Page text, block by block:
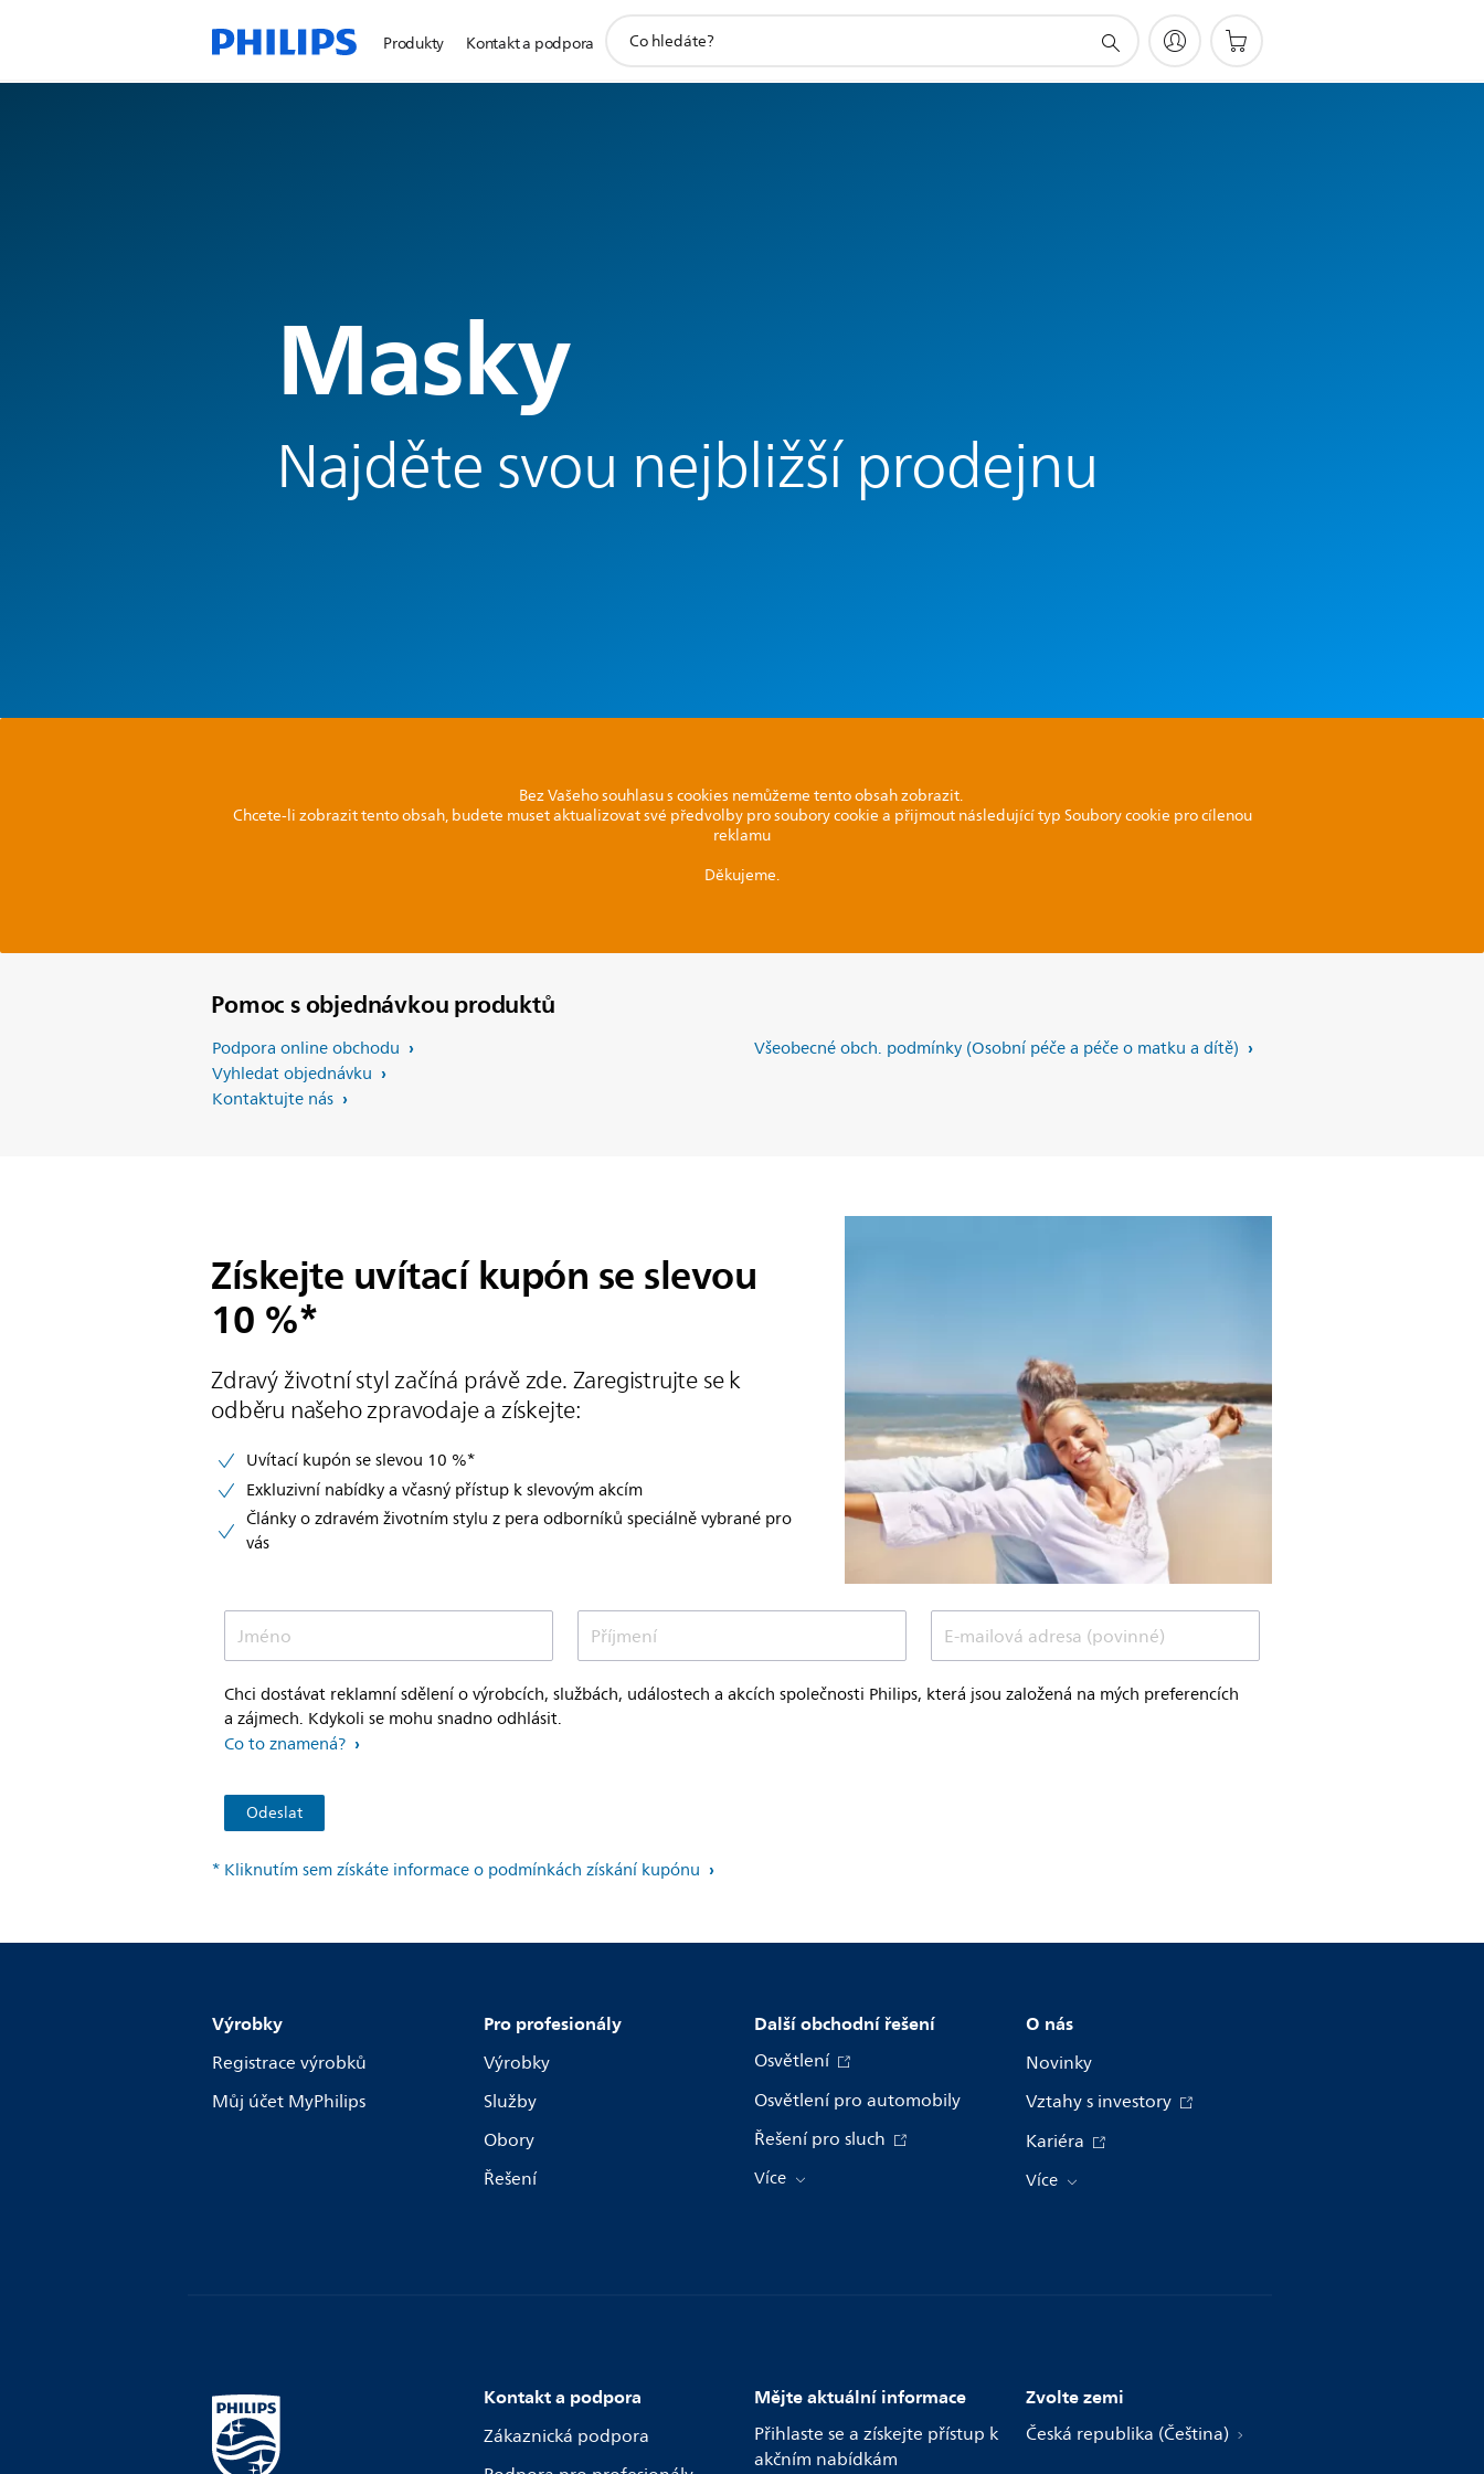
Produkty Kontakt a podpora
search
Masky
Najděte svou nejbližší prodejnu
Bez Vašeho souhlasu s cookies nemůžeme tento obsah zobrazit.
Chcete-li zobrazit tento obsah, budete muset aktualizovat své předvolby pro soubory cookie a přijmout následující typ Soubory cookie pro cílenou
reklamu
Děkujeme.
Pomoc s objednávkou produktů
Podpora online obchodu
Vyhledat objednávku
Kontaktujte nás
Všeobecné obch. podmínky (Osobní péče a péče o matku a dítě)
Získejte uvítací kupón se slevou
10 %*
Zdravý životní styl začíná právě zde. Zaregistrujte se k
odběru našeho zpravodaje a získejte:
Uvítací kupón se slevou 10 %*
Exkluzivní nabídky a včasný přístup k slevovým akcím
Články o zdravém životním stylu z pera odborníků speciálně vybrané pro
vás
Jméno Příjmení E-mailová adresa (povinné)
Chci dostávat reklamní sdělení o výrobcích, službách, událostech a akcích společnosti Philips, která jsou založená na mých preferencích
a zájmech. Kdykoli se mohu snadno odhlásit.
Co to znamená?
* Kliknutím sem získáte informace o podmínkách získání kupónu
Výrobky
Registrace výrobků
Můj účet MyPhilips
Pro profesionály
Výrobky
Služby
Obory
Řešení
Další obchodní řešení
Osvětlení
Osvětlení pro automobily
Řešení pro sluch
Více
O nás
Novinky
Vztahy s investory
Kariéra
Více
Kontakt a podpora
Zákaznická podpora
Mějte aktuální informace
Přihlaste se a získejte přístup k
akčním nabídkám
Zvolte zemi
Česká republika (Čeština)